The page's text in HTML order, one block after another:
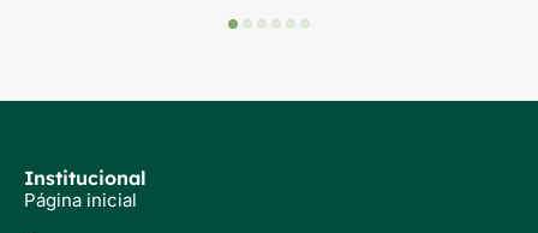
Institucional
Página inicial